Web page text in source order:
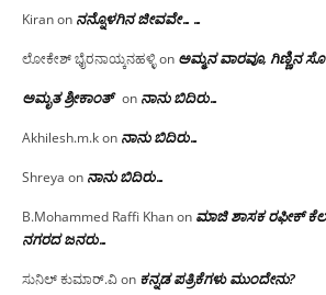
Kiranon ನನ್ನೊಳಗಿನ ಜೀವವೇ……
ಲೋಕೇಶ್ ಭೈರನಾಯ್ಕನಹಳ್ಳಿon ಅಮ್ಮನ ವಾರವೂ, ಗಿಣ್ಣಿನ
ಅಮೃತ ಶ್ರೀಕಾಂತ್ on ನಾನು ಬಿದಿರು…
Akhilesh.m.kon ನಾನು ಬಿದಿರು…
Shreya on ನಾನು ಬಿದಿರು…
B.Mohammed Raffi Khanon ಮಾಜಿ ಶಾಸಕ ರಫೀಕ್
ನಗರದ ಜನರು…
ಸುನಿಲ್ ಕುಮಾರ್.ವಿon ಕನ್ನಡ ಪತ್ರಿಕೆಗಳು ಮುಂದೇನು?